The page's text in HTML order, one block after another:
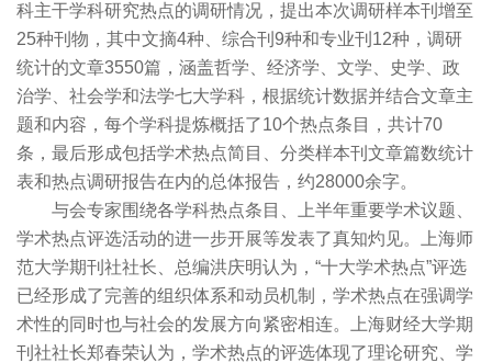
科主干学科研究热点的调研情况，提出本次调研样本刊增至
25种刊物，其中文摘4种、综合刊9种和专业刊12种，调研
统计的文章3550篇，涵盖哲学、经济学、文学、史学、政
治学、社会学和法学七大学科，根据统计数据并结合文章主
题和内容，每个学科提炼概括了10个热点条目，共计70
条，最后形成包括学术热点简目、分类样本刊文章篇数统计
表和热点调研报告在内的总体报告，约28000余字。
与会专家围绕各学科热点条目、上半年重要学术议题、
学术热点评选活动的进一步开展等发表了真知灼见。上海师
范大学期刊社社长、总编洪庆明认为，“十大学术热点”评选
已经形成了完善的组织体系和动员机制，学术热点在强调学
术性的同时也与社会的发展方向紧密相连。上海财经大学期
刊社社长郑春荣认为，学术热点的评选体现了理论研究、学